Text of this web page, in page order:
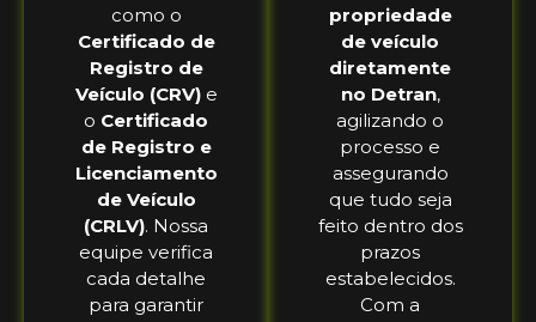
como o
Certificado de
Registro de
Veículo (CRV)e
o Certificado
de Registro e
Licenciamento
de Veículo
(CRLV). Nossa
equipe verifica
cada detalhe
para garantir
propriedade
de veículo
diretamente
no Detran,
agilizando o
processo e
assegurando
que tudo seja
feito dentro dos
prazos
estabelecidos.
Com a